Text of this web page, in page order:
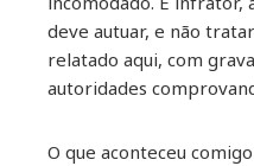
deve autuar, e não
relatado aqui, com
autoridades
O que aconteceu